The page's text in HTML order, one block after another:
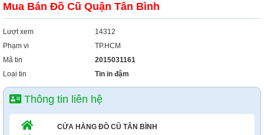
Mua Bán Đồ Cũ Quận Tân Bình
Lượt xem
14312
Phạm vi
TP.HCM
Mã tin
2015031161
Loại tin
Tin in đậm
Thông tin liên hệ
CỬA HÀNG ĐỒ CŨ TÂN BÌNH